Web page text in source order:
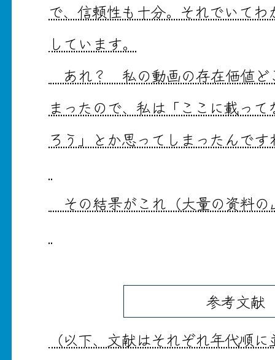
で、信頼性も十分。それでいて
しています。
あれ？ 私の動画の存在価値
まったので、私は「ここに載っ
ろう」とか思ってしまったんです
その結果がこれ（大量の資料の
参考文献
（以下、文献はそれぞれ年代順